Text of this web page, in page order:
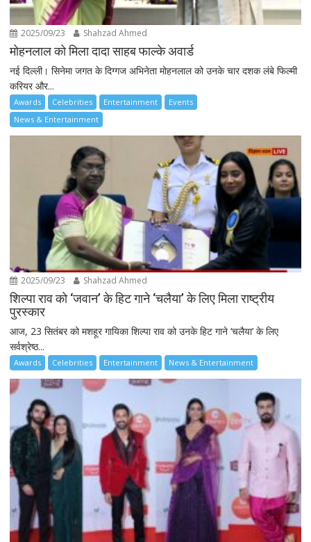
2025/09/23 Shahzad Ahmed
मोहनलाल को मिला दादा साहब फाल्के अवार्ड
नई दिल्ली। सिनेमा जगत के दिग्गज अभिनेता मोहनलाल को उनके चार दशक लंबे फिल्मी
करियर और...
Awards Celebrities Entertainment
Events
News & Entertainment
2025/09/23 Shahzad Ahmed
शिल्पा राव को ‘जवान’ के हिट गाने ‘चलैया’ के लिए मिला राष्ट्रीय
पुरस्कार
आज, 23 सितंबर को मशहूर गायिका शिल्पा राव को उनके हिट गाने ‘चलैया’ के लिए
सर्वश्रेष्ठ...
Awards Celebrities Entertainment News & Entertainment